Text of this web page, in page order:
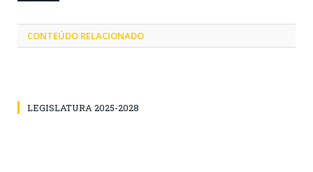
CONTEÚDO RELACIONADO
LEGISLATURA 2025-2028